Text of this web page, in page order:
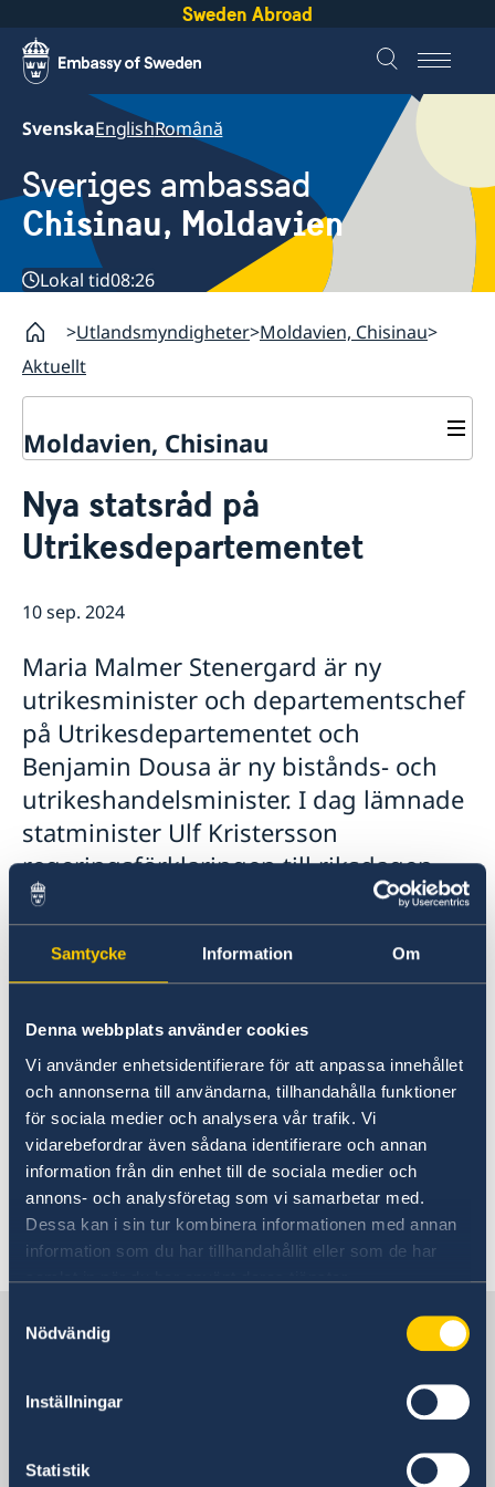
Samtycke Information Om
Denna webbplats använder cookies
Vi använder enhetsidentifierare för att anpassa innehållet
och annonserna till användarna, tillhandahålla funktioner
för sociala medier och analysera vår trafik. Vi
vidarebefordrar även sådana identifierare och annan
information från din enhet till de sociala medier och
annons- och analysföretag som vi samarbetar med.
Dessa kan i sin tur kombinera informationen med annan
information som du har tillhandahållit eller som de har
samlat in när du har använt deras tjänster.
Nödvändig
Inställningar
Statistik
Sweden Abroad
SvenskaEnglishRomână
Sveriges ambassad
Chisinau, Moldavien
Lokal tid08:26
Utlandsmyndigheter Moldavien, Chisinau
Aktuellt
Moldavien, Chisinau
Om oss
Dataskyddspolicy (GDPR)
Östliga partnerskapet
Utvecklingssamarbete
Korruption
Nya statsråd på
Utrikesdepartementet
10 sep. 2024
Maria Malmer Stenergard är ny
utrikesminister och departementschef
på Utrikesdepartementet och
Benjamin Dousa är ny bistånds- och
utrikeshandelsminister. I dag lämnade
statminister Ulf Kristersson
regeringsförklaringen till riksdagen
och anmälde nya statsråd i
regeringen.
I dag, tisdagen den 10 september, i samband
statsminister Ulf Kristersson om förändringar i
regeringen. Det är två nya statsråd och fyra
statsråd som byter ministerpost.
Statsminister Ulf Kristersson presenterade
förändringar i regeringen - Regeringen.se
Senast uppdaterad 11 sep. 2024, 09.45
Sverige i Moldavien, Chisinau
Sveriges ambassad
12 Toma Ciorba Street